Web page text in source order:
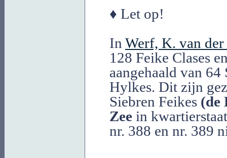
♦ Let op!
In Werf, K. van
128 Feike Clases
aangehaald van
Hylkes. Dit zijn
Siebren Feikes (de
Zee in
nr. 388 en nr. 389